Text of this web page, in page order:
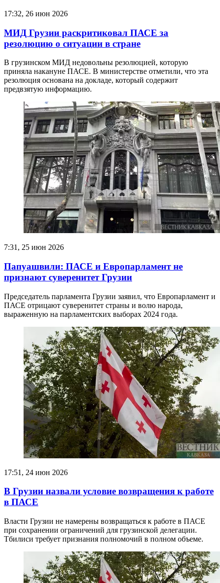
17:32, 26 июн 2026
МИД Грузии раскритиковал ПАСЕ за
резолюцию о ситуации в стране
В грузинском МИД недовольны резолюцией, которую
приняла накануне ПАСЕ. В министерстве отметили, что эта
резолюция основана на докладе, который содержит
предвзятую информацию.
7:31, 25 июн 2026
Папуашвили: ПАСЕ и Европарламент не
признают суверенитет Грузии
Председатель парламента Грузии заявил, что Европарламент и
ПАСЕ отрицают суверенитет страны и волю народа,
выраженную на парламентских выборах 2024 года.
17:51, 24 июн 2026
В Грузии назвали условие возвращения к работе
в ПАСЕ
Власти Грузии не намерены возвращаться к работе в ПАСЕ
при сохранении ограничений для грузинской делегации.
Тбилиси требует признания полномочий в полном объеме.